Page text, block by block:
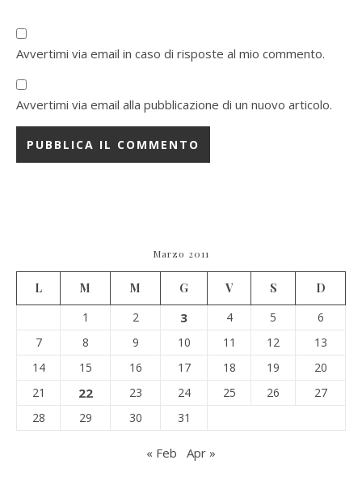
Avvertimi via email in caso di risposte al mio commento.
Avvertimi via email alla pubblicazione di un nuovo articolo.
Marzo 2011
L M M G V S
D
1
2 3 4 5
6
7
8 9 10 11 12
13
14
15 16 17 18 19
20
21
22 23 24 25 26
27
28
29 30 31
« Feb Apr »